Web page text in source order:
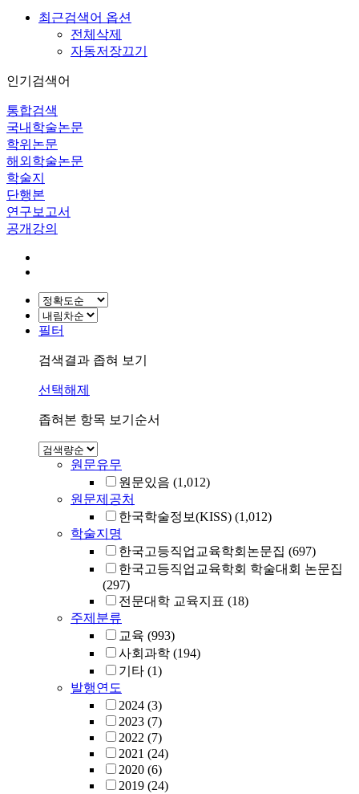
최근검색어 옵션
전체삭제
자동저장끄기
인기검색어
통합검색
국내학술논문
학위논문
해외학술논문
학술지
단행본
연구보고서
공개강의
필터
검색결과 좁혀 보기
선택해제
좁혀본 항목 보기순서
원문유무
원문있음 (1,012)
원문제공처
한국학술정보(KISS) (1,012)
학술지명
한국고등직업교육학회논문집 (697)
한국고등직업교육학회 학술대회 논문집
(297)
전문대학 교육지표 (18)
주제분류
교육 (993)
사회과학 (194)
기타 (1)
발행연도
2024 (3)
2023 (7)
2022 (7)
2021 (24)
2020 (6)
2019 (24)